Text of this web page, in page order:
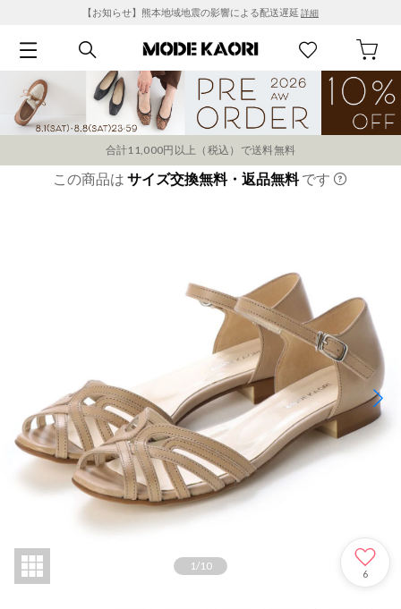
【お知らせ】熊本地域地震の影響による配送遅延 詳細
合計11,000円以上（税込）で送料無料
この商品は サイズ交換無料・返品無料です
1 /10
6